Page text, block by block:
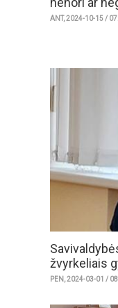
ANT, 2024-10-15 /
žvyrkeliais
PEN, 2024-03-01 /